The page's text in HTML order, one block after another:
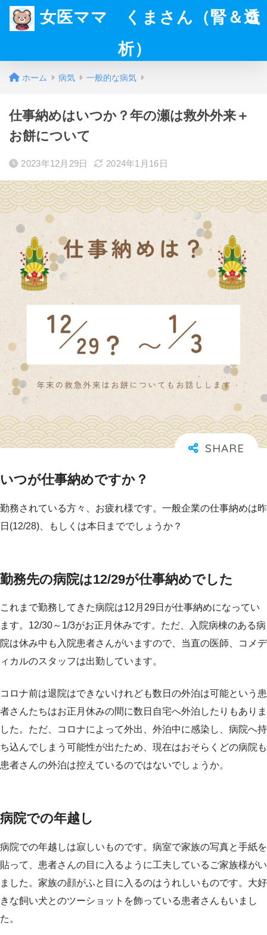
女医ママ くまさん（腎＆透
析）
ホーム 病気 一般的な病気
仕事納めはいつか？年の瀬は救外外来＋
お餅について
2023年12月29日 2024年1月16日
いつが仕事納めですか？
勤務されている方々、お疲れ様です。一般企業の仕事納めは昨
日(12/28)、もしくは本日まででしょうか？
勤務先の病院は12/29が仕事納めでした
これまで勤務してきた病院は12月29日が仕事納めになってい
ます。12/30～1/3がお正月休みです。ただ、入院病棟のある病
院は休み中も入院患者さんがいますので、当直の医師、コメデ
ィカルのスタッフは出勤しています。
コロナ前は退院はできないけれども数日の外泊は可能という患
者さんたちはお正月休みの間に数日自宅へ外泊したりもありま
した。ただ、コロナによって外出、外泊中に感染し、病院へ持
ち込んでしまう可能性が出たため、現在はおそらくどの病院も
患者さんの外泊は控えているのではないでしょうか。
病院での年越し
病院での年越しは寂しいものです。病室で家族の写真と手紙を
貼って、患者さんの目に入るように工夫しているご家族様がい
ました。家族の顔がふと目に入るのはうれしいものです。大好
きな飼い犬とのツーショットを飾っている患者さんもいまし
た。